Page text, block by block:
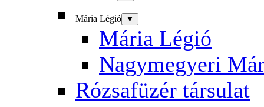
Mária Légió ▼
Mária Légió
Nagymegyeri
Rózsafüzér társulat